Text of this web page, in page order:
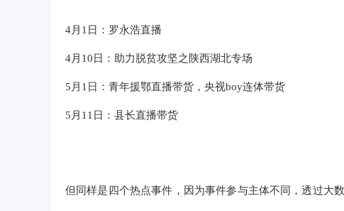
4月1日：罗永浩直播
4月10日：助力脱贫攻坚之陕西湖北专场
5月1日：青年援鄂直播带货，央视boy连体带货
5月11日：县长直播带货
但同样是四个热点事件，因为事件参与主体不同，透过大